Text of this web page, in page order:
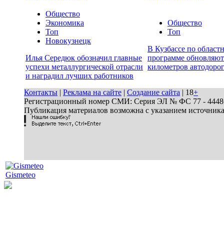
Общество
Экономика
Топ
Новокузнецк
Илья Середюк обозначил главные
успехи металлургической отрасли
и наградил лучших работников
Общество
Топ
В Кузбассе по
программе
километров автодорог
Контакты | Реклама на сайте | Создание сайта | 18+
Регистрационный номер СМИ: Серия ЭЛ № ФС 77 - 44486
Публикация материалов возможна с указанием
Gismeteo